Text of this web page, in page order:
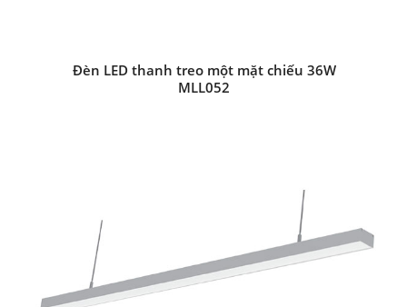
Đèn LED thanh treo một mặt chiếu 36W
MLL052